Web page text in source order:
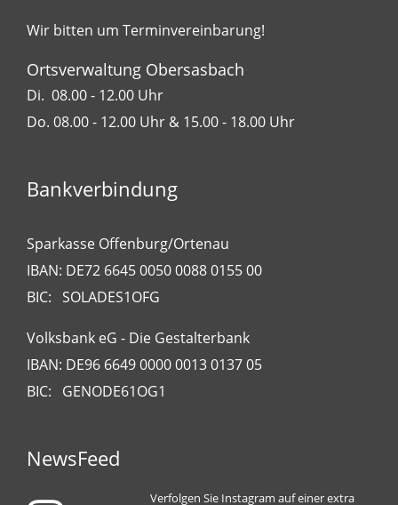
Wir bitten um Terminvereinbarung!
Ortsverwaltung Obersasbach
Di. 08.00 - 12.00 Uhr
Do. 08.00 - 12.00 Uhr & 15.00 - 18.00 Uhr
Bankverbindung
Sparkasse Offenburg/Ortenau
IBAN: DE72 6645 0050 0088 0155 00
BIC: SOLADES1OFG
Volksbank eG - Die Gestalterbank
IBAN: DE96 6649 0000 0013 0137 05
BIC: GENODE61OG1
NewsFeed
Verfolgen Sie Instagram auf einer extra